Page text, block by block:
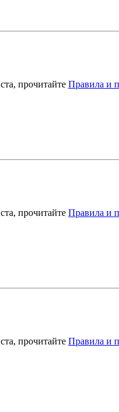
прочитайте Правила и
прочитайте Правила и
прочитайте Правила и